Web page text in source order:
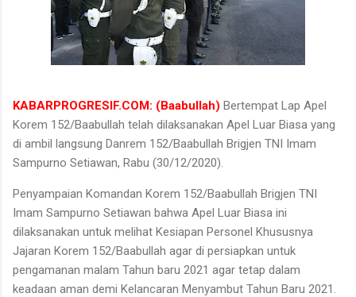
KABARPROGRESIF.COM: (Baabullah) Bertempat Lap Apel
Korem 152/Baabullah telah dilaksanakan Apel Luar Biasa yang
di ambil langsung Danrem 152/Baabullah Brigjen TNI Imam
Sampurno Setiawan, Rabu (30/12/2020).
Penyampaian Komandan Korem 152/Baabullah Brigjen TNI
Imam Sampurno Setiawan bahwa Apel Luar Biasa ini
dilaksanakan untuk melihat Kesiapan Personel Khususnya
Jajaran Korem 152/Baabullah agar di persiapkan untuk
pengamanan malam Tahun baru 2021 agar tetap dalam
keadaan aman demi Kelancaran Menyambut Tahun Baru 2021.